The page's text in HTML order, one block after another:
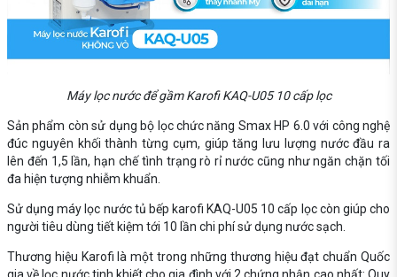
Máy lọc nước để gầm Karofi KAQ-U05 10 cấp lọc
Sản phẩm còn sử dụng bộ lọc chức năng Smax HP 6.0 với công nghệ
đúc nguyên khối thành từng cụm, giúp tăng lưu lượng nước đầu ra
lên đến 1,5 lần, hạn chế tình trạng rò rỉ nước cũng như ngăn chặn tối
đa hiện tượng nhiễm khuẩn.
Sử dụng máy lọc nước tủ bếp karofi KAQ-U05 10 cấp lọc còn giúp cho
người tiêu dùng tiết kiệm tới 10 lần chi phí sử dụng nước sạch.
Thương hiệu Karofi là một trong những thương hiệu đạt chuẩn Quốc